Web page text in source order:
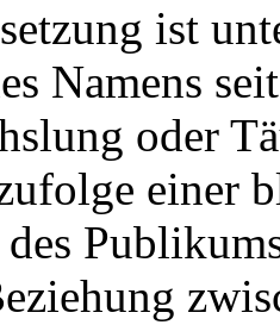
ist
Namens
oder
einer